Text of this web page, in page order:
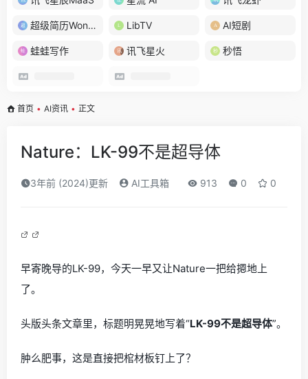
超级简历WonderCV LibTV AI短剧
蛙蛙写作 讯飞星火 秒悟
首页 • AI资讯 • 正文
Nature：LK-99不是超导体
3年前 (2024)更新 AI工具箱 913 0 0
早寄晚导的LK-99，今天一早又让Nature一把给摁地上
了。
头版头条文章里，标题明晃晃地写着“LK-99不是超导体”。
肿么肥事，这是直接把棺材板钉上了？